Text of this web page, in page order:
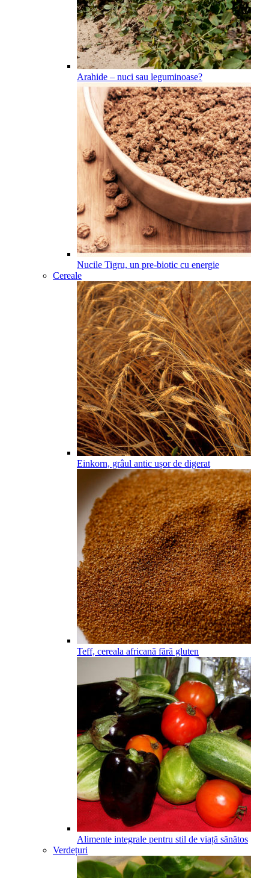
Arahide – nuci sau leguminoase?
Nucile Tigru, un pre-biotic cu energie
Cereale
Einkorn, grâul antic ușor de digerat
Teff, cereala africană fără gluten
Alimente integrale pentru stil de viață sănătos
Verdețuri